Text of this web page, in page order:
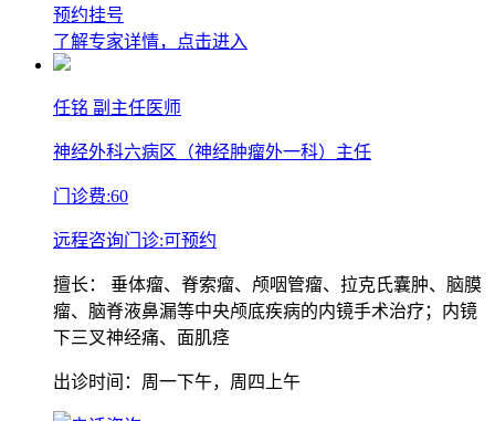
预约挂号
了解专家详情，点击进入
任铭 副主任医师
神经外科六病区（神经肿瘤外一科）主任
门诊费:60
远程咨询门诊:可预约
擅长：
垂体瘤、脊索瘤、颅咽管瘤、拉克氏囊肿、脑膜
瘤、脑脊液鼻漏等中央颅底疾病的内镜手术治疗；内镜
下三叉神经痛、面肌痉
出诊时间：周一下午，周四上午